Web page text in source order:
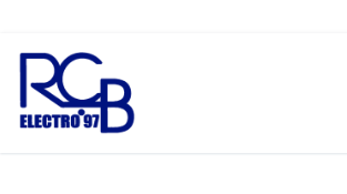
Sari
conținut